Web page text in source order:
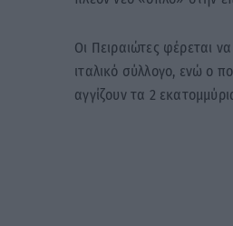
Οι Πειραιώτες φέρεται
ιταλικό σύλλογο, ενώ ο
αγγίζουν τα 2